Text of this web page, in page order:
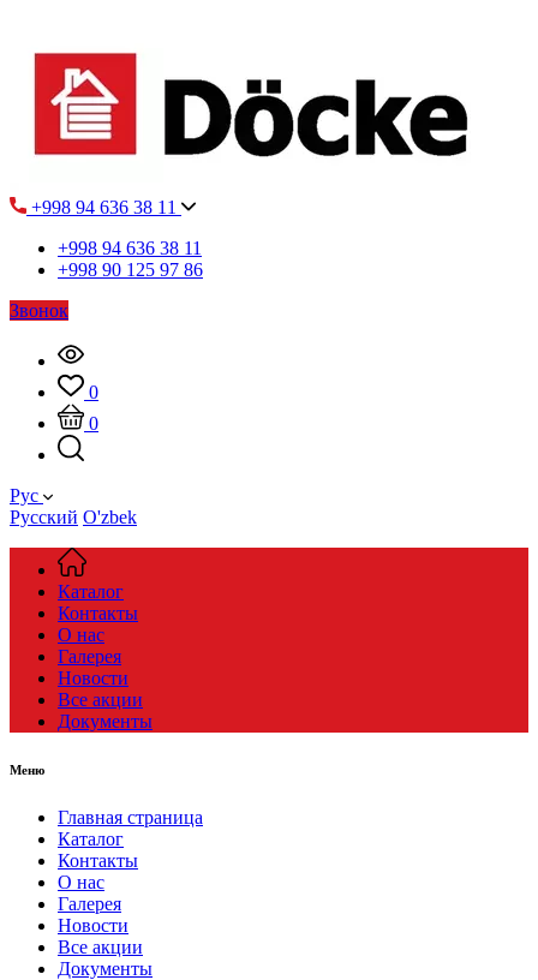
+998 94 636 38 11
+998 94 636 38 11
+998 90 125 97 86
Звонок
0
0
Рус
Русский O'zbek
Каталог
Контакты
О нас
Галерея
Новости
Все акции
Документы
Меню
Главная страница
Каталог
Контакты
О нас
Галерея
Новости
Все акции
Документы